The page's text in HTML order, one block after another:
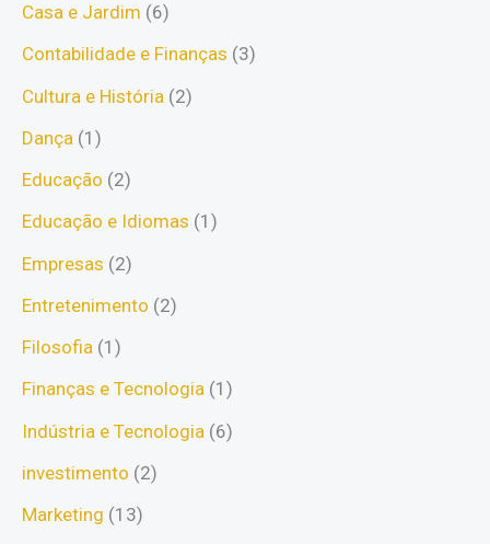
Casa e Jardim (6)
Contabilidade e Finanças (3)
Cultura e História (2)
Dança (1)
Educação (2)
Educação e Idiomas (1)
Empresas (2)
Entretenimento (2)
Filosofia (1)
Finanças e Tecnologia (1)
Indústria e Tecnologia (6)
investimento (2)
Marketing (13)